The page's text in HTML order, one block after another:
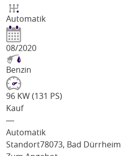
Automatik
08/2020
Benzin
96 KW (131 PS)
Kauf
―
Automatik
Standort78073, Bad Dürrheim